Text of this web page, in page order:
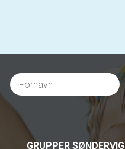
GRUPPER SØNDERVIG